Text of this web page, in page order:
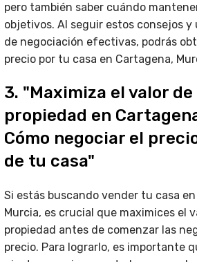
pero también saber cuándo
objetivos. Al seguir estos consejos
de negociación efectivas, podrás
precio por tu casa en Cartagena,
3. "Maximiza el valor
propiedad en
Cómo negociar el
de tu casa"
Si estás buscando vender tu casa
Murcia, es crucial que maximices el
propiedad antes de comenzar las
precio. Para lograrlo, es importante